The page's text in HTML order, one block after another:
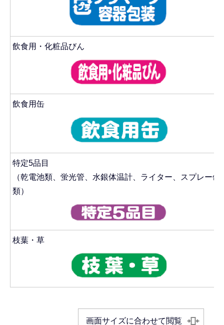
飲食用・化粧品びん
飲食用缶
特定5品目
（乾電池類、蛍光管、水銀体温計、ライター、スプレー缶
類）
枝葉・草
画面サイズに合わせて閲覧